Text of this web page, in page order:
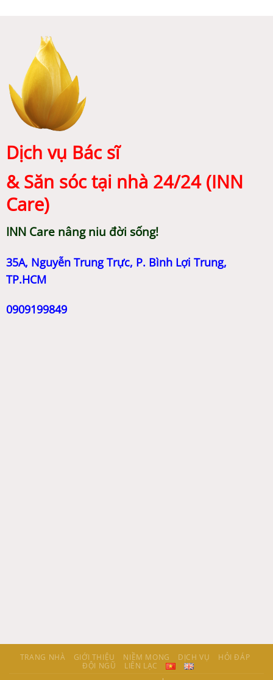
Dịch vụ Bác sĩ
& Săn sóc tại nhà 24/24 (INN
Care)
INN Care nâng niu đời sống!
35A, Nguyễn Trung Trực, P. Bình Lợi Trung,
TP.HCM
0909199849
TRANG NHÀ GIỚI THIỆU NIỀM MONG DỊCH VỤ
HỎI ĐÁP
ĐỘI NGŨ
LIÊN LẠC